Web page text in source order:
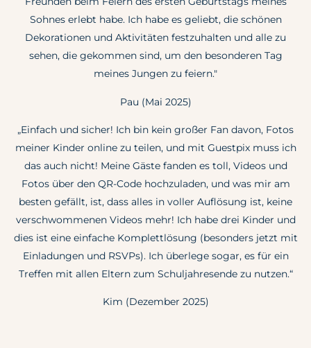
Sohnes erlebt habe. Ich habe es geliebt, die schönen
Dekorationen und Aktivitäten festzuhalten und alle zu
sehen, die gekommen sind, um den besonderen Tag
meines Jungen zu feiern."
Pau (Mai 2025)
„Einfach und sicher! Ich bin kein großer Fan davon, Fotos
meiner Kinder online zu teilen, und mit Guestpix muss ich
das auch nicht! Meine Gäste fanden es toll, Videos und
Fotos über den QR-Code hochzuladen, und was mir am
besten gefällt, ist, dass alles in voller Auflösung ist, keine
verschwommenen Videos mehr! Ich habe drei Kinder und
dies ist eine einfache Komplettlösung (besonders jetzt mit
Einladungen und RSVPs). Ich überlege sogar, es für ein
Treffen mit allen Eltern zum Schuljahresende zu nutzen.“
Kim (Dezember 2025)